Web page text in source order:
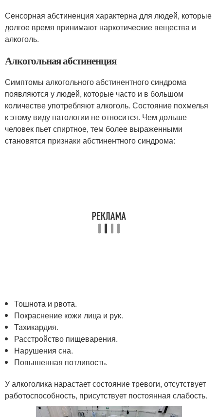
Сенсорная абстиненция характерна для людей, которые
долгое время принимают наркотические вещества и
алкоголь.
Алкогольная абстиненция
Симптомы алкогольного абстинентного синдрома
появляются у людей, которые часто и в большом
количестве употребляют алкоголь. Состояние похмелья
к этому виду патологии не относится. Чем дольше
человек пьет спиртное, тем более выраженными
становятся признаки абстинентного синдрома:
Тошнота и рвота.
Покраснение кожи лица и рук.
Тахикардия.
Расстройство пищеварения.
Нарушения сна.
Повышенная потливость.
У алкоголика нарастает состояние тревоги, отсутствует
работоспособность, присутствует постоянная слабость.